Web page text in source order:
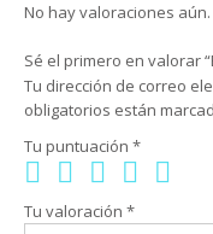
No hay valoraciones aún.
Sé el primero en valorar
Tu dirección de correo
obligatorios están
Tu puntuación *
Tu valoración *